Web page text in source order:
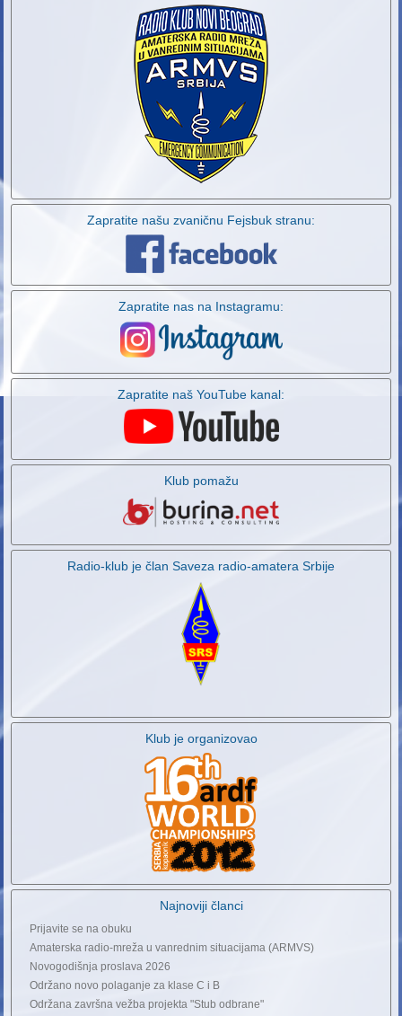
Zapratite našu zvaničnu Fejsbuk stranu:
Zapratite nas na Instagramu:
Zapratite naš YouTube kanal:
Klub pomažu
Radio-klub je član Saveza radio-amatera Srbije
Klub je organizovao
Najnoviji članci
Prijavite se na obuku
Amaterska radio-mreža u vanrednim situacijama (ARMVS)
Novogodišnja proslava 2026
Održano novo polaganje za klase C i B
Održana završna vežba projekta "Stub odbrane"